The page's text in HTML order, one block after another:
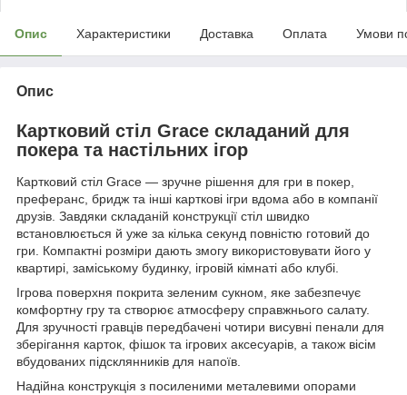
Опис Характеристики Доставка Оплата Умови
Опис
Картковий стіл Grace складаний для
покера та настільних ігор
Картковий стіл Grace — зручне рішення для гри в покер,
преферанс, бридж та інші карткові ігри вдома або в компанії
друзів. Завдяки складаній конструкції стіл швидко
встановлюється й уже за кілька секунд повністю готовий до
гри. Компактні розміри дають змогу використовувати його у
квартирі, заміському будинку, ігровій кімнаті або клубі.
Ігрова поверхня покрита зеленим сукном, яке забезпечує
комфортну гру та створює атмосферу справжнього салату.
Для зручності гравців передбачені чотири висувні пенали для
зберігання карток, фішок та ігрових аксесуарів, а також вісім
вбудованих підсклянників для напоїв.
Надійна конструкція з посиленими металевими опорами